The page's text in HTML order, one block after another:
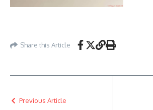
Share this Article
Previous Article